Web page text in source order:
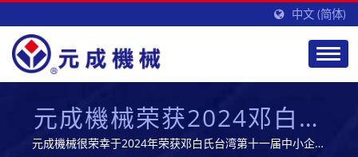
中文 (简体)
元成機械荣获2024邓白氏
台湾第十一届中小企业菁
元成機械很荣幸于2024年荣获邓白氏台湾第十一届中小企业